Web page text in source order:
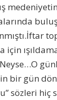
bir gün
sözleri hiç